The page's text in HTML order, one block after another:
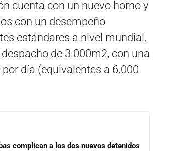
cuenta con un nuevo horno y
con un desempeño
estándares a nivel mundial.
de 3.000m2, con una
día (equivalentes a 6.000
complican a los dos nuevos detenidos